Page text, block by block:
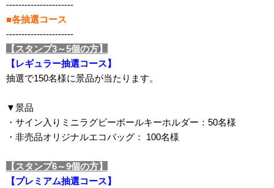
----------------------
■各抽選コース
----------------------
【スタンプ3～5個の方】
【レギュラー抽選コース】
抽選で150名様に景品が当たります。
▼景品
・サイン入りミニラグビーボールキーホルダー：50名様
・非売品オリジナルエコバッグ： 100名様
【スタンプ6～9個の方】
【プレミアム抽選コース】